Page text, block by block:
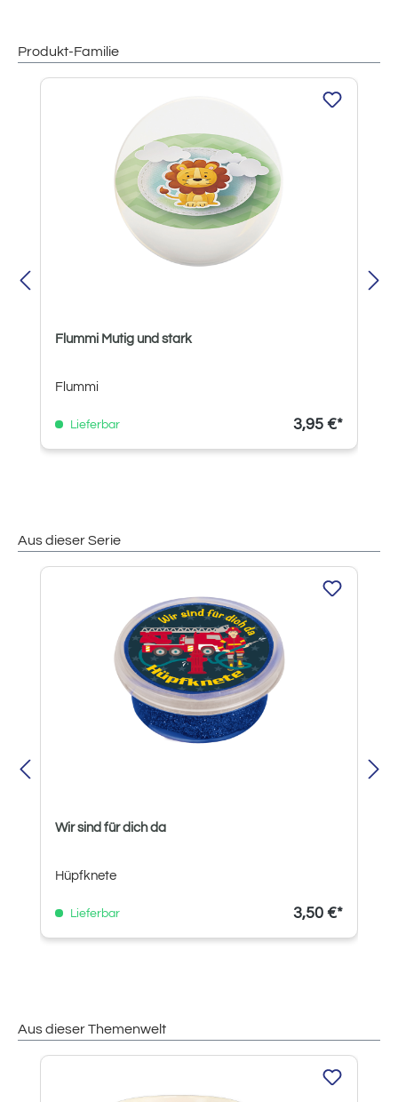
Produkt-Familie
Produktgalerie überspringen
Flummi Mutig und stark
Flummi
Lieferbar 3,95 €*
Aus dieser Serie
Produktgalerie überspringen
Wir sind für dich da
Hüpfknete
Lieferbar 3,50 €*
Aus dieser Themenwelt
Produktgalerie überspringen